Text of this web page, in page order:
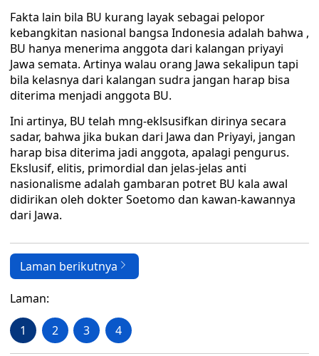
Fakta lain bila BU kurang layak sebagai pelopor
kebangkitan nasional bangsa Indonesia adalah bahwa ,
BU hanya menerima anggota dari kalangan priyayi
Jawa semata. Artinya walau orang Jawa sekalipun tapi
bila kelasnya dari kalangan sudra jangan harap bisa
diterima menjadi anggota BU.
Ini artinya, BU telah mng-eklsusifkan dirinya secara
sadar, bahwa jika bukan dari Jawa dan Priyayi, jangan
harap bisa diterima jadi anggota, apalagi pengurus.
Ekslusif, elitis, primordial dan jelas-jelas anti
nasionalisme adalah gambaran potret BU kala awal
didirikan oleh dokter Soetomo dan kawan-kawannya
dari Jawa.
Laman berikutnya
Laman:
1 2 3 4